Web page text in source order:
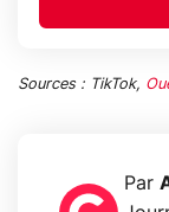
Sources : TikTok,
Par